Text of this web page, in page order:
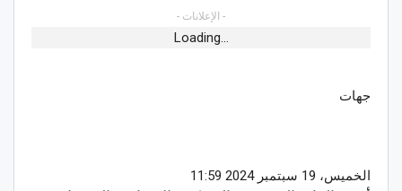
- الإعلانات -
Loading...
جهات
الخميس، 19 سبتمبر 2024 11:59